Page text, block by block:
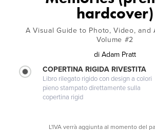
hardcover)
A Visual Guide to Photo, Video, and
Volume #2
di Adam Pratt
COPERTINA RIGIDA RIVESTITA
Libro rilegato rigido con design a colori
pieno stampato direttamente sulla
copertina rigid
L'IVA verrà aggiunta al momento del